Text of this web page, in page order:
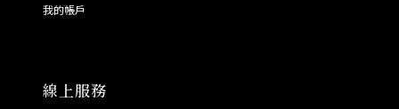
我的帳戶
線上服務